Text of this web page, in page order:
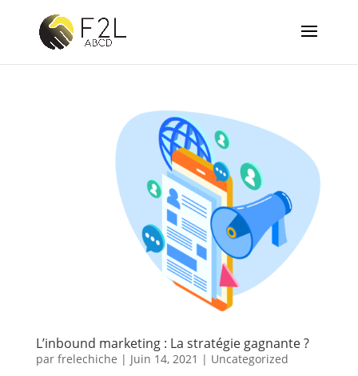
L’inbound marketing : La stratégie gagnante ?
par frelechiche | Juin 14, 2021 | Uncategorized